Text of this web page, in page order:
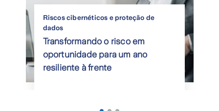
Riscos cibernéticos e proteção de
dados
Transformando o risco em
oportunidade para um ano
resiliente à frente